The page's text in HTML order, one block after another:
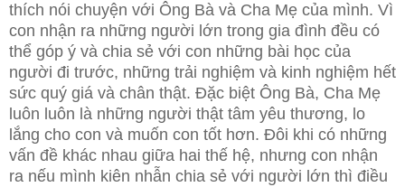
thích nói chuyện với Ông Bà và Cha Mẹ của mình. Vì
con nhận ra những người lớn trong gia đình đều có
thể góp ý và chia sẻ với con những bài học của
người đi trước, những trải nghiệm và kinh nghiệm hết
sức quý giá và chân thật. Đặc biệt Ông Bà, Cha Mẹ
luôn luôn là những người thật tâm yêu thương, lo
lắng cho con và muốn con tốt hơn. Đôi khi có những
vấn đề khác nhau giữa hai thế hệ, nhưng con nhận
ra nếu mình kiên nhẫn chia sẻ với người lớn thì điều